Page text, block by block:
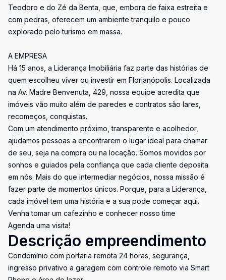
Teodoro e do Zé da Benta, que, embora de faixa estreita e
com pedras, oferecem um ambiente tranquilo e pouco
explorado pelo turismo em massa.
A EMPRESA
Há 15 anos, a Liderança Imobiliária faz parte das histórias de
quem escolheu viver ou investir em Florianópolis. Localizada
na Av. Madre Benvenuta, 429, nossa equipe acredita que
imóveis vão muito além de paredes e contratos são lares,
recomeços, conquistas.
Com um atendimento próximo, transparente e acolhedor,
ajudamos pessoas a encontrarem o lugar ideal para chamar
de seu, seja na compra ou na locação. Somos movidos por
sonhos e guiados pela confiança que cada cliente deposita
em nós. Mais do que intermediar negócios, nossa missão é
fazer parte de momentos únicos. Porque, para a Liderança,
cada imóvel tem uma história e a sua pode começar aqui.
Venha tomar um cafezinho e conhecer nosso time
Agenda uma visita!
Descrição empreendimento
Condomínio com portaria remota 24 horas, segurança,
ingresso privativo a garagem com controle remoto via Smart